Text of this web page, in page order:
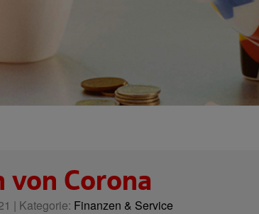
von Corona
| Kategorie: Finanzen & Service